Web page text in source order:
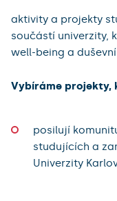
aktivity a projekty
součástí univerzity,
well-being a
Vybíráme projekty,
posilují
studujících a
Univerzity